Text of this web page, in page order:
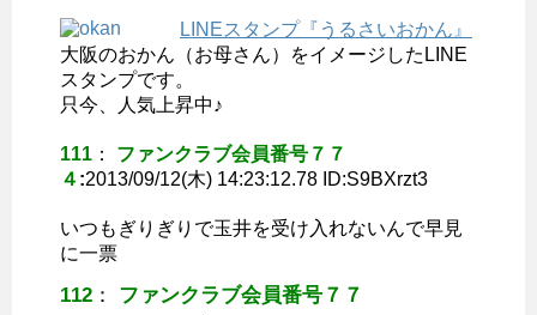
LINEスタンプ『うるさいおかん』
大阪のおかん（お母さん）をイメージしたLINE
スタンプです。
只今、人気上昇中♪
111 ： ファンクラブ会員番号７７
４ :2013/09/12(木) 14:23:12.78 ID:S9BXrzt3
いつもぎりぎりで玉井を受け入れないんで早見
に一票
112 ： ファンクラブ会員番号７７